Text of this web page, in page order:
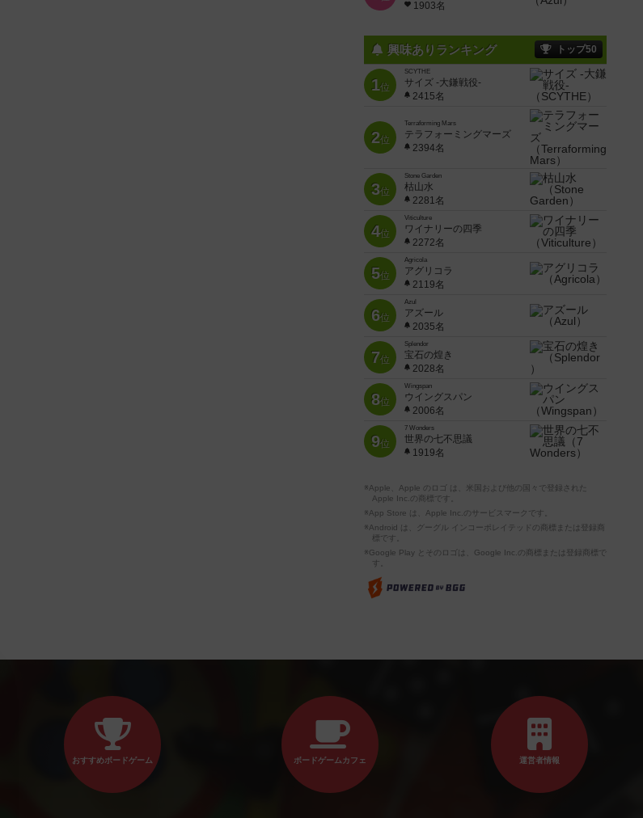
1903名
興味ありランキング トップ50
1位
SCYTHE
サイズ -大鎌戦役-
2415名
2位
Terraforming Mars
テラフォーミングマーズ
2394名
3位
Stone Garden
枯山水
2281名
4位
Viticulture
ワイナリーの四季
2272名
5位
Agricola
アグリコラ
2119名
6位
Azul
アズール
2035名
7位
Splendor
宝石の煌き
2028名
8位
Wingspan
ウイングスパン
2006名
9位
7 Wonders
世界の七不思議
1919名
※Apple、Apple のロゴ は、米国および他の国々で登録された
Apple Inc.の商標です。
※App Store は、Apple Inc.のサービスマークです。
※Android は、グーグル インコーポレイテッドの商標または登録商
標です。
※Google Play とそのロゴは、Google Inc.の商標または登録商標で
す。
おすすめボードゲーム ボードゲームカフェ 運営者情報